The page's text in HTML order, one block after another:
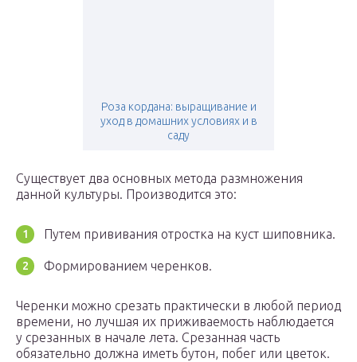
Роза кордана: выращивание и
уход в домашних условиях и в
саду
Существует два основных метода размножения
данной культуры. Производится это:
Путем прививания отростка на куст шиповника.
Формированием черенков.
Черенки можно срезать практически в любой период
времени, но лучшая их приживаемость наблюдается
у срезанных в начале лета. Срезанная часть
обязательно должна иметь бутон, побег или цветок.